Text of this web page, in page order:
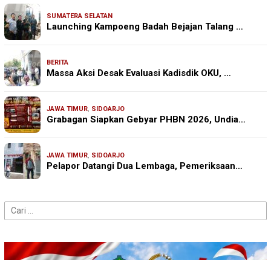
SUMATERA SELATAN
Launching Kampoeng Badah Bejajan Talang …
BERITA
Massa Aksi Desak Evaluasi Kadisdik OKU, …
JAWA TIMUR, SIDOARJO
Grabagan Siapkan Gebyar PHBN 2026, Undia…
JAWA TIMUR, SIDOARJO
Pelapor Datangi Dua Lembaga, Pemeriksaan…
Cari
untuk: